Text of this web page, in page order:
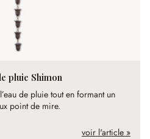
pluie Shimon
de pluie tout en formant un
point de mire.
voir l'article »